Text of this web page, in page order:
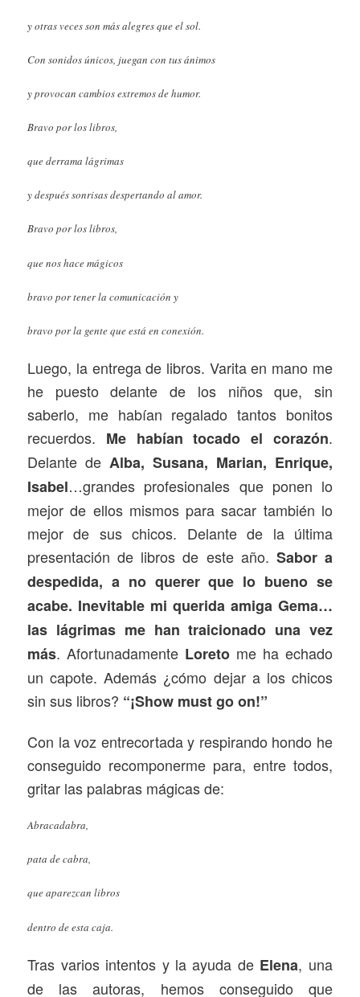
y otras veces son más alegres que el sol.
Con sonidos únicos, juegan con tus ánimos
y provocan cambios extremos de humor.
Bravo por los libros,
que derrama lágrimas
y después sonrisas despertando al amor.
Bravo por los libros,
que nos hace mágicos
bravo por tener la comunicación y
bravo por la gente que está en conexión.
Luego, la entrega de libros. Varita en mano me
he puesto delante de los niños que, sin
saberlo, me habían regalado tantos bonitos
recuerdos. Me habían tocado el corazón.
Delante de Alba, Susana, Marian, Enrique,
Isabel…grandes profesionales que ponen lo
mejor de ellos mismos para sacar también lo
mejor de sus chicos. Delante de la última
presentación de libros de este año. Sabor a
despedida, a no querer que lo bueno se
acabe. Inevitable mi querida amiga Gema…
las lágrimas me han traicionado una vez
más. Afortunadamente Loreto me ha echado
un capote. Además ¿cómo dejar a los chicos
sin sus libros? “¡Show must go on!”
Con la voz entrecortada y respirando hondo he
conseguido recomponerme para, entre todos,
gritar las palabras mágicas de:
Abracadabra,
pata de cabra,
que aparezcan libros
dentro de esta caja.
Tras varios intentos y la ayuda de Elena, una
de las autoras, hemos conseguido que